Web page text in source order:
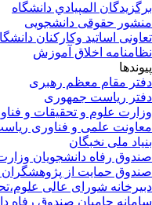
برگزيدگان المپيادي دانشگاه
منشور حقوقی دانشجویی
تعاونی اساتید وکارکنان
نظامنامه اخلاق آموزش
پیوندها
دفتر مقام معظم رهبری
دفتر ریاست جمهوری
وزارت علوم و تحقیقات و
معاونت علمی و فناوری
بنیاد ملی نخبگان
صندوق رفاه دانشجویان
صندوق حمایت از پژوهشگران
دبیرخانه شورای عالی
سامانه حامیان صندوق رفاه